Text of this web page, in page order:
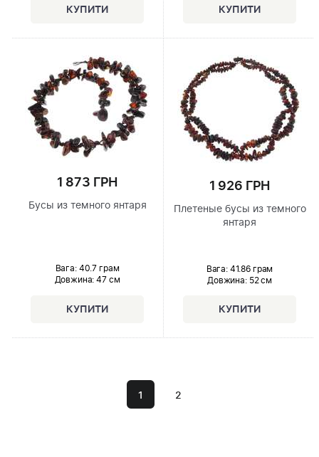
1 873 ГРН
Бусы из темного янтаря
Вага: 40.7 грам
Довжина: 47 см
1 926 ГРН
Плетеные бусы из темного
янтаря
Вага: 41.86 грам
Довжина:52 см
1 2